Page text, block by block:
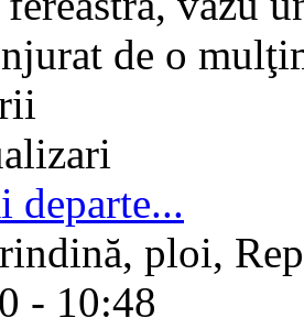
de o
departe...
ploi,
- 10:48